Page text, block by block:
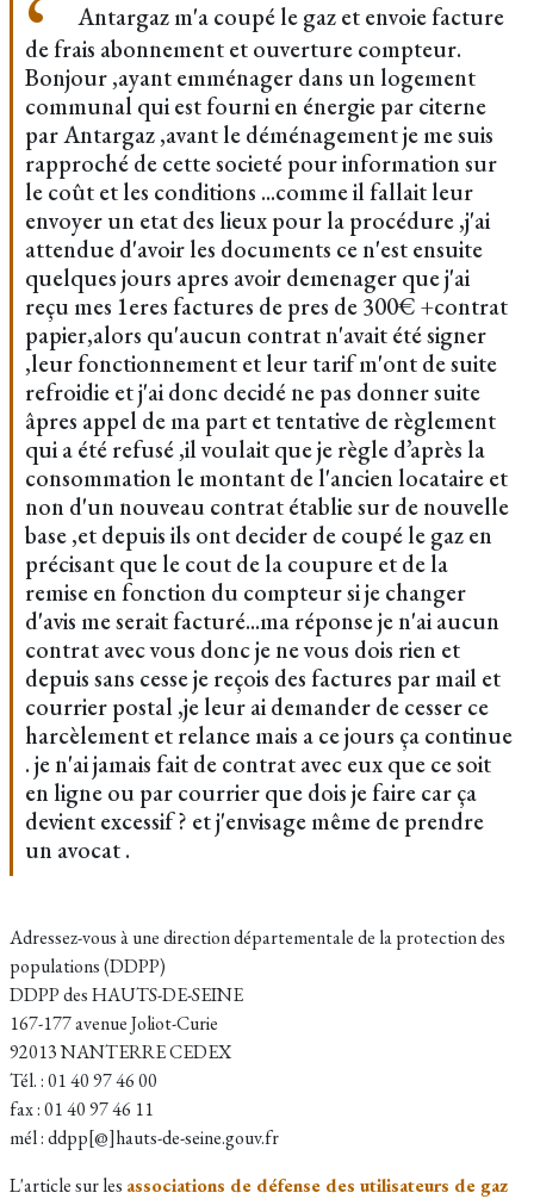
Antargaz m'a coupé le gaz et envoie facture
de frais abonnement et ouverture compteur.
Bonjour ,ayant emménager dans un logement
communal qui est fourni en énergie par citerne
par Antargaz ,avant le déménagement je me suis
rapproché de cette societé pour information sur
le coût et les conditions ...comme il fallait leur
envoyer un etat des lieux pour la procédure ,j'ai
attendue d'avoir les documents ce n'est ensuite
quelques jours apres avoir demenager que j'ai
reçu mes 1eres factures de pres de 300€ +contrat
papier,alors qu'aucun contrat n'avait été signer
,leur fonctionnement et leur tarif m'ont de suite
refroidie et j'ai donc decidé ne pas donner suite
âpres appel de ma part et tentative de règlement
qui a été refusé ,il voulait que je règle d’après la
consommation le montant de l'ancien locataire et
non d'un nouveau contrat établie sur de nouvelle
base ,et depuis ils ont decider de coupé le gaz en
précisant que le cout de la coupure et de la
remise en fonction du compteur si je changer
d'avis me serait facturé...ma réponse je n'ai aucun
contrat avec vous donc je ne vous dois rien et
depuis sans cesse je reçois des factures par mail et
courrier postal ,je leur ai demander de cesser ce
harcèlement et relance mais a ce jours ça continue
. je n'ai jamais fait de contrat avec eux que ce soit
en ligne ou par courrier que dois je faire car ça
devient excessif ? et j'envisage même de prendre
un avocat .
Adressez-vous à une direction départementale de la protection des
populations (DDPP)
DDPP des HAUTS-DE-SEINE
167-177 avenue Joliot-Curie
92013 NANTERRE CEDEX
Tél. : 01 40 97 46 00
fax : 01 40 97 46 11
mél : ddpp[@]hauts-de-seine.gouv.fr
L'article sur les associations de défense des utilisateurs de gaz